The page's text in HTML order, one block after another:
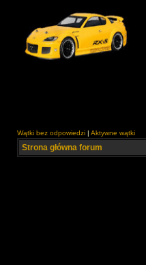
Wątki bez odpowiedzi | Aktywne wątki
Strona główna forum